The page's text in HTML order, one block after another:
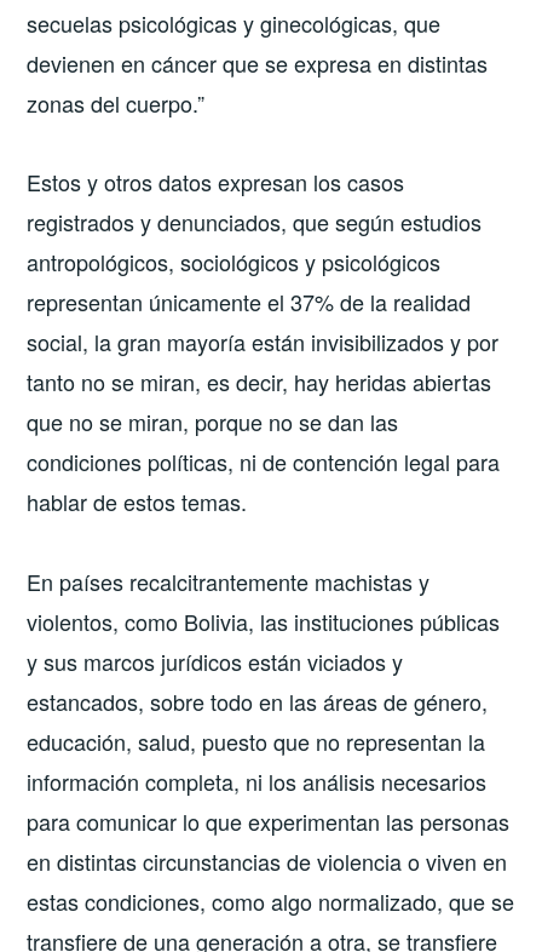
secuelas psicológicas y ginecológicas, que
devienen en cáncer que se expresa en distintas
zonas del cuerpo.”
Estos y otros datos expresan los casos
registrados y denunciados, que según estudios
antropológicos, sociológicos y psicológicos
representan únicamente el 37% de la realidad
social, la gran mayoría están invisibilizados y por
tanto no se miran, es decir, hay heridas abiertas
que no se miran, porque no se dan las
condiciones políticas, ni de contención legal para
hablar de estos temas.
En países recalcitrantemente machistas y
violentos, como Bolivia, las instituciones públicas
y sus marcos jurídicos están viciados y
estancados, sobre todo en las áreas de género,
educación, salud, puesto que no representan la
información completa, ni los análisis necesarios
para comunicar lo que experimentan las personas
en distintas circunstancias de violencia o viven en
estas condiciones, como algo normalizado, que se
transfiere de una generación a otra, se transfiere